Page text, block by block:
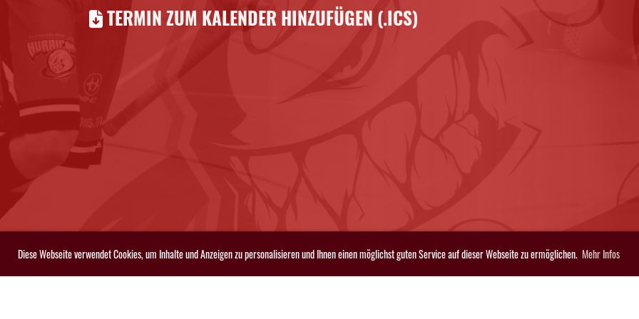
Diese Webseite verwendet Cookies, um Inhalte und Anzeigen zu personalisieren und Ihnen einen möglichst guten Service auf dieser Webseite zu ermöglichen. Mehr Infos
TERMIN ZUM KALENDER HINZUFÜGEN (.ICS)